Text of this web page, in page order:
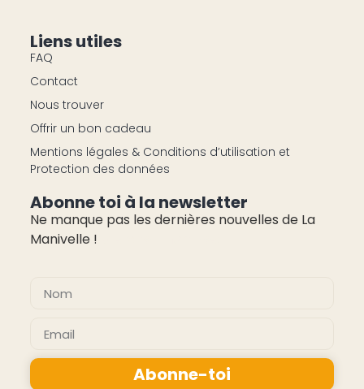
Liens utiles
FAQ
Contact
Nous trouver
Offrir un bon cadeau
Mentions légales & Conditions d’utilisation et
Protection des données
Abonne toi à la newsletter
Ne manque pas les dernières nouvelles de La
Manivelle !
Abonne-toi